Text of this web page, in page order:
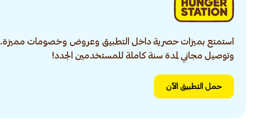
استمتع بميزات حصرية داخل التطبيق وعروض وخصومات مميزة.
وتوصيل مجاني لمدة سنة كاملة للمستخدمين الجدد!
حمل التطبيق الآن